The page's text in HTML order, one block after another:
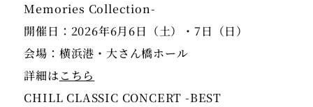
Memories Collection-
開催日：2026年6月6日（土）・7日（日）
会場：横浜港・大さん橋ホール
詳細は こちら
CHILL CLASSIC CONCERT -BEST